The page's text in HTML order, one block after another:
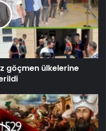
göçmen ülkelerine